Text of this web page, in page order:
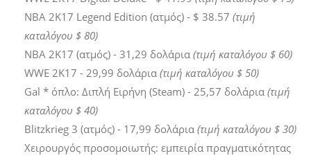
NBA 2K17 Legend Edition (ατμός) - $ 38.57 (τιμή
καταλόγου $ 80)
ΝΒΑ 2Κ17 (ατμός) - 31,29 δολάρια (τιμή καταλόγου $ 60)
WWE 2K17 - 29,99 δολάρια (τιμή καταλόγου $ 50)
Gal * όπλο: Διπλή Ειρήνη (Steam) - 25,57 δολάρια (τιμή
καταλόγου $ 40)
Blitzkrieg 3 (ατμός) - 17,99 δολάρια (τιμή καταλόγου $ 30)
Χειρουργός προσομοιωτής: εμπειρία πραγματικότητας